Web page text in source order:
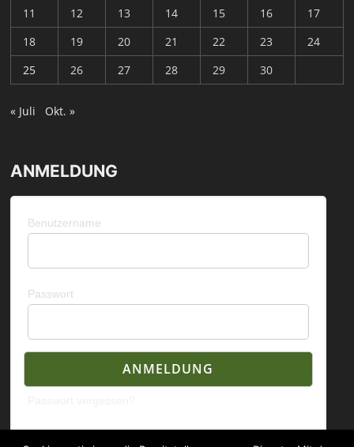
11
12 13 14 15 16
17
18
19 20 21 22 23
24
25
26 27 28 29 30
« Juli Okt. »
ANMELDUNG
Benutzername
Passwort